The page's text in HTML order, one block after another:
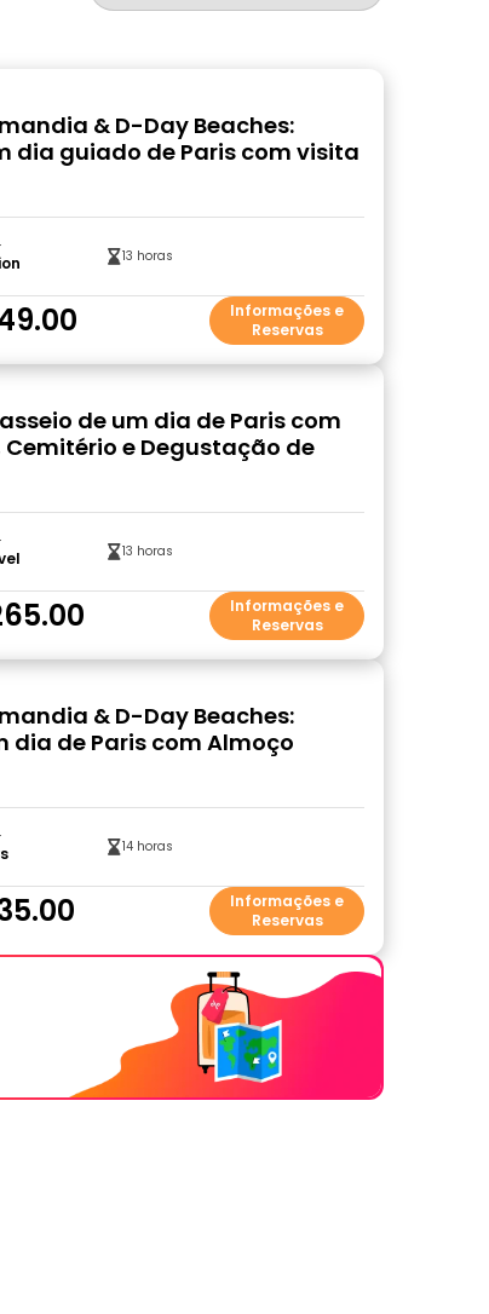
& D-Day Beaches:
dia guiado de Paris com visita
13 horas
Informações e
Reservas
de um dia de Paris com
Cemitério e Degustação de
13 horas
Informações e
Reservas
& D-Day Beaches:
dia de Paris com Almoço
14 horas
Informações e
Reservas